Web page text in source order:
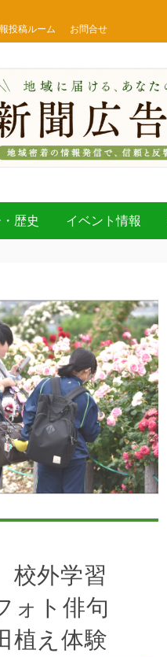
投稿ルーム お問合せ
歴史 イベント情報
校外学習
ォト俳句
植え体験